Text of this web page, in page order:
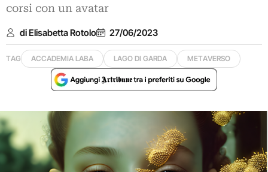
corsi con un avatar
di Elisabetta Rotolo 27/06/2023
TAG ACCADEMIA LABA LAGO DI GARDA METAVERSO